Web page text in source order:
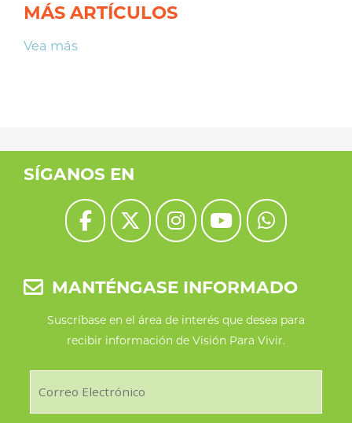
MÁS ARTÍCULOS
Vea más
SÍGANOS EN
MANTÉNGASE INFORMADO
Suscríbase en el área de interés que desea para
recibir información de Visión Para Vivir.